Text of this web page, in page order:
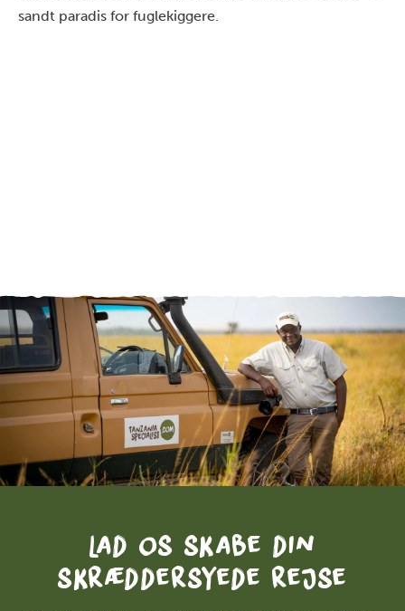
sandt paradis for fuglekiggere.
Lad os skabe din
skræddersyede rejse